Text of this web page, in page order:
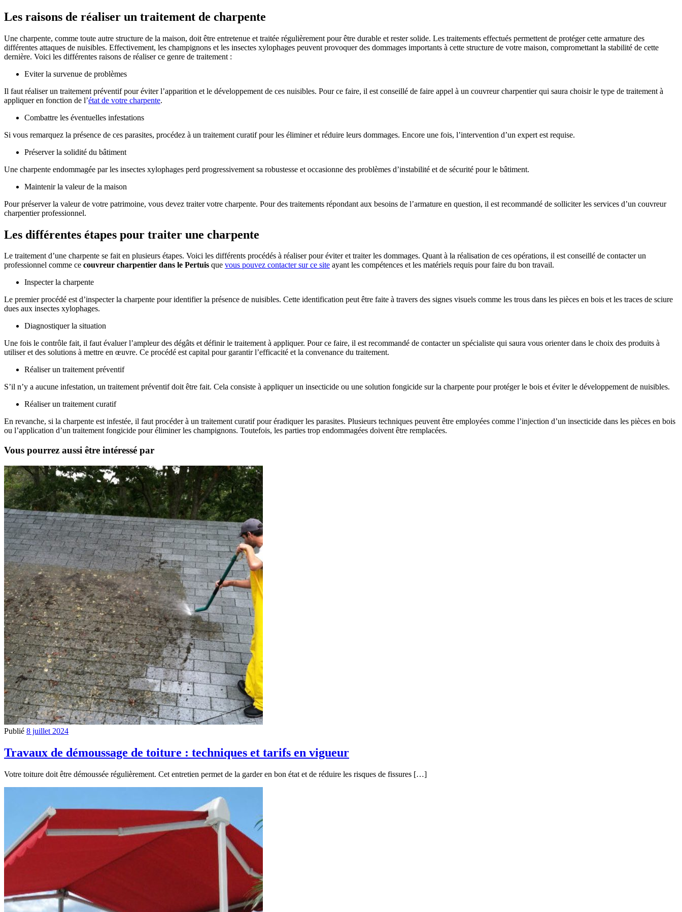
Les raisons de réaliser un traitement de charpente
Une charpente, comme toute autre structure de la maison, doit être entretenue et traitée régulièrement pour être durable et rester solide. Les traitements effectués permettent de protéger cette armature des
différentes attaques de nuisibles. Effectivement, les champignons et les insectes xylophages peuvent provoquer des dommages importants à cette structure de votre maison, compromettant la stabilité de cette
dernière. Voici les différentes raisons de réaliser ce genre de traitement :
Eviter la survenue de problèmes
Il faut réaliser un traitement préventif pour éviter l’apparition et le développement de ces nuisibles. Pour ce faire, il est conseillé de faire appel à un couvreur charpentier qui saura choisir le type de traitement à
appliquer en fonction de l’état de votre charpente.
Combattre les éventuelles infestations
Si vous remarquez la présence de ces parasites, procédez à un traitement curatif pour les éliminer et réduire leurs dommages. Encore une fois, l’intervention d’un expert est requise.
Préserver la solidité du bâtiment
Une charpente endommagée par les insectes xylophages perd progressivement sa robustesse et occasionne des problèmes d’instabilité et de sécurité pour le bâtiment.
Maintenir la valeur de la maison
Pour préserver la valeur de votre patrimoine, vous devez traiter votre charpente. Pour des traitements répondant aux besoins de l’armature en question, il est recommandé de solliciter les services d’un couvreur
charpentier professionnel.
Les différentes étapes pour traiter une charpente
Le traitement d’une charpente se fait en plusieurs étapes. Voici les différents procédés à réaliser pour éviter et traiter les dommages. Quant à la réalisation de ces opérations, il est conseillé de contacter un
professionnel comme ce couvreur charpentier dans le Pertuis que vous pouvez contacter sur ce site ayant les compétences et les matériels requis pour faire du bon travail.
Inspecter la charpente
Le premier procédé est d’inspecter la charpente pour identifier la présence de nuisibles. Cette identification peut être faite à travers des signes visuels comme les trous dans les pièces en bois et les traces de sciure
dues aux insectes xylophages.
Diagnostiquer la situation
Une fois le contrôle fait, il faut évaluer l’ampleur des dégâts et définir le traitement à appliquer. Pour ce faire, il est recommandé de contacter un spécialiste qui saura vous orienter dans le choix des produits à
utiliser et des solutions à mettre en œuvre. Ce procédé est capital pour garantir l’efficacité et la convenance du traitement.
Réaliser un traitement préventif
S’il n’y a aucune infestation, un traitement préventif doit être fait. Cela consiste à appliquer un insecticide ou une solution fongicide sur la charpente pour protéger le bois et éviter le développement de nuisibles.
Réaliser un traitement curatif
En revanche, si la charpente est infestée, il faut procéder à un traitement curatif pour éradiquer les parasites. Plusieurs techniques peuvent être employées comme l’injection d’un insecticide dans les pièces en bois
ou l’application d’un traitement fongicide pour éliminer les champignons. Toutefois, les parties trop endommagées doivent être remplacées.
Vous pourrez aussi être intéressé par
Publié 8 juillet 2024
Travaux de démoussage de toiture : techniques et tarifs en vigueur
Votre toiture doit être démoussée régulièrement. Cet entretien permet de la garder en bon état et de réduire les risques de fissures […]